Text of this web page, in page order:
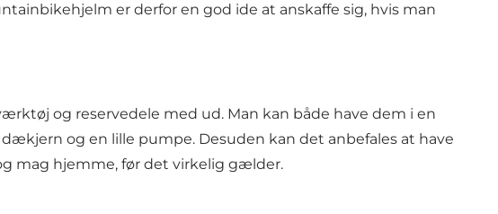
er derfor en god ide at anskaffe sig, hvis man
og reservedele med ud. Man kan både have dem i en
og en lille pumpe. Desuden kan det anbefales at have
mag hjemme, før det virkelig gælder.